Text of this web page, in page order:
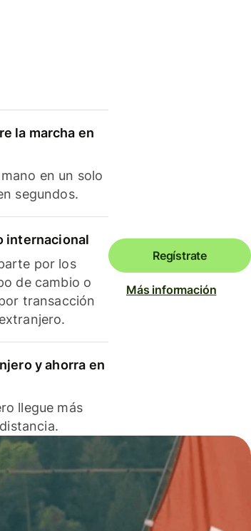
la marcha en
en un solo
segundos.
internacional
por los
de cambio o
transacción
y ahorra en
llegue más
Regístrate
Más información